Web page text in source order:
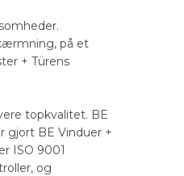
på et
+ Türens
topkvalitet. BE
gjort BE Vinduer +
ISO 9001
og